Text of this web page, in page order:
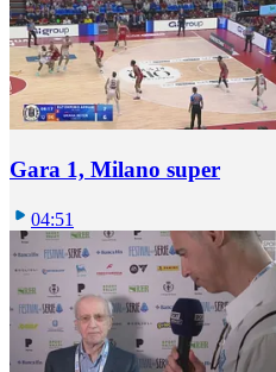
Gara 1, Milano super
04:51